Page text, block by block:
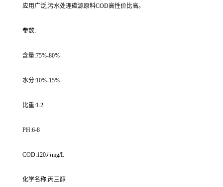
应用广泛,污水处理碳源原料COD高性价比高。
参数:
含量:75%-80%
水分:10%-15%
比重:1.2
PH:6-8
COD:120万mg/L
化学名称:丙三醇